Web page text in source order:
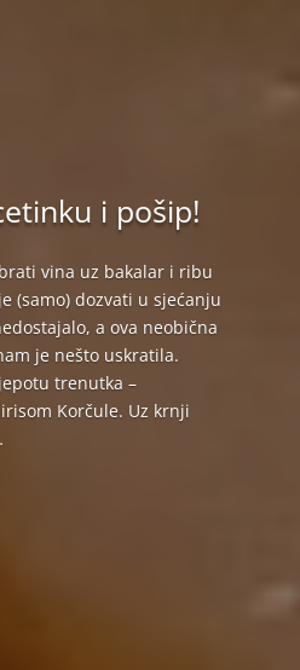
i pošip!
vina uz bakalar i ribu
(samo) dozvati u sjećanju
a ova neobična
je nešto uskratila.
trenutka –
Korčule. Uz krnji